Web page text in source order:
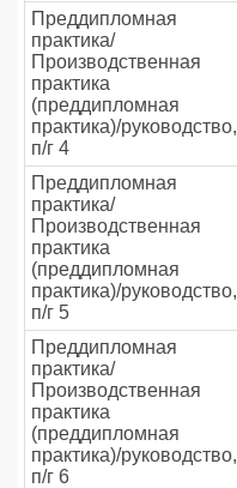
Преддипломная
практика/
Производственная
практика
(преддипломная
практика)/руководство,
п/г 4
Преддипломная
практика/
Производственная
практика
(преддипломная
практика)/руководство,
п/г 5
Преддипломная
практика/
Производственная
практика
(преддипломная
практика)/руководство,
п/г 6